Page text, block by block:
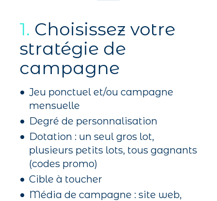
1. Choisissez votre
stratégie de
campagne
Jeu ponctuel et/ou campagne
mensuelle
Degré de personnalisation
Dotation : un seul gros lot,
plusieurs petits lots, tous gagnants
(codes promo)
Cible à toucher
Média de campagne : site web,